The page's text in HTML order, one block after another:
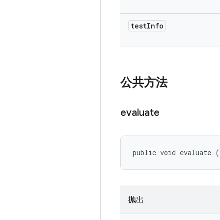
testInfo
公共方法
evaluate
public void evaluate
抛出